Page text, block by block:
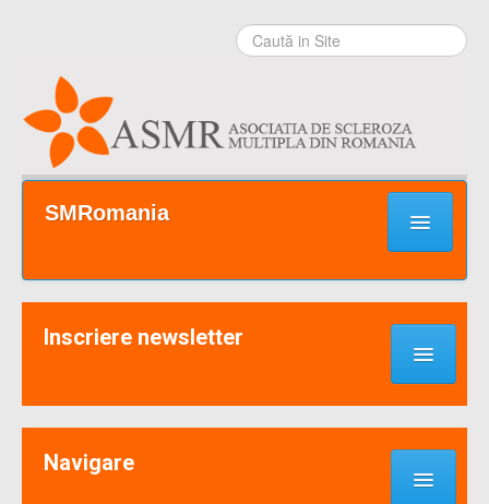
Sari la
navigare
Secţiuni
SMRomania
Noutati & Cercetari
Inscriere newsletter
Navigare